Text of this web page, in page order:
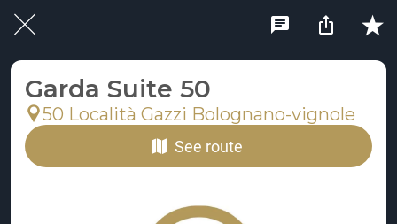
Garda Suite 50
50 Località Gazzi Bolognano-vignole
See route